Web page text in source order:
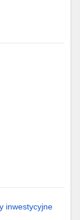
inwestycyjne